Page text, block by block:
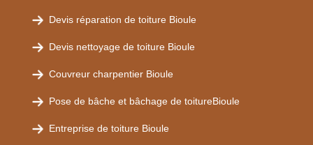
Devis réparation de toiture Bioule
Devis nettoyage de toiture Bioule
Couvreur charpentier Bioule
Pose de bâche et bâchage de toitureBioule
Entreprise de toiture Bioule